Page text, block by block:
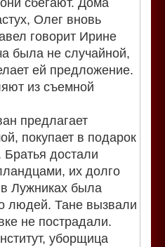
сбегают. Дома
Олег вновь
говорит Ирине
была не случайной,
ей предложение.
из съемной
предлагает
покупает в подарок
достали
их долго
в Лужниках была
людей. Тане вызвали
не пострадали.
уборщица